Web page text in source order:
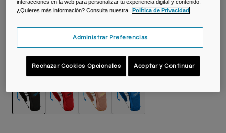
N.º de artículo38770-001-OS
79,99 €
Color -Black
interacciones en la web para personalizar tu experiencia digital y contenido.
¿Quieres más información? Consulta nuestra
Política de Privacidad
Administrar Preferencias
Rechazar Cookies Opcionales Aceptar y Continuar